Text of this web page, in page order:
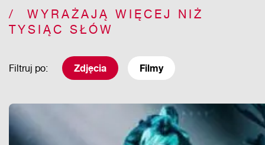
WYRAŻAJĄ WIĘCEJ NIŻ
TYSIĄC SŁÓW
Filtruj po: Zdjęcia Filmy